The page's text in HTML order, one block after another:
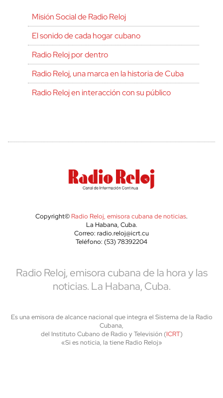
Misión Social de Radio Reloj
El sonido de cada hogar cubano
Radio Reloj por dentro
Radio Reloj, una marca en la historia de Cuba
Radio Reloj en interacción con su público
Copyright© Radio Reloj, emisora cubana de noticias.
La Habana, Cuba.
Correo: radio.reloj@icrt.cu
Teléfono: (53) 78392204
Radio Reloj, emisora cubana de la hora y las
noticias. La Habana, Cuba.
Es una emisora de alcance nacional que integra el Sistema de la Radio
Cubana,
del Instituto Cubano de Radio y Televisión (ICRT)
«Si es noticia, la tiene Radio Reloj»